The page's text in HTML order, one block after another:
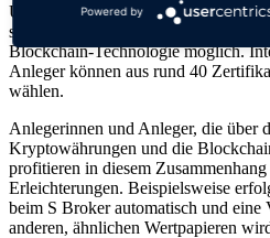
Über den zentralen Online-Broker
sind seit Mitte 2021 auch
Blockchain-Technologie möglich.
Anleger können aus rund 40
wählen.
Anlegerinnen und Anleger, die über
Kryptowährungen und die
profitieren in diesem
Erleichterungen. Beispielsweise
beim S Broker automatisch und eine
anderen, ähnlichen Wertpapieren
Powered by